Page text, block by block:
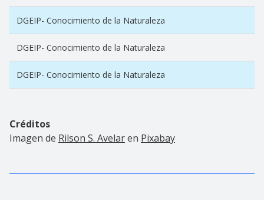
DGEIP- Conocimiento de la Naturaleza
DGEIP- Conocimiento de la Naturaleza
DGEIP- Conocimiento de la Naturaleza
Créditos
Imagen de Rilson S. Avelaren Pixabay